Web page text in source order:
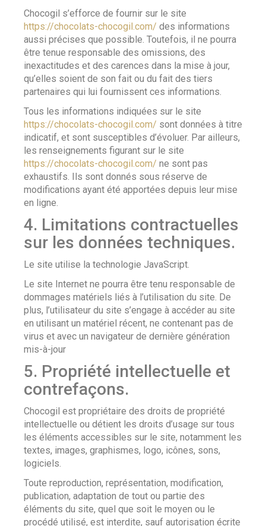
Chocogil s’efforce de fournir sur le site
https://chocolats-chocogil.com/ des informations
aussi précises que possible. Toutefois, il ne pourra
être tenue responsable des omissions, des
inexactitudes et des carences dans la mise à jour,
qu’elles soient de son fait ou du fait des tiers
partenaires qui lui fournissent ces informations.
Tous les informations indiquées sur le site
https://chocolats-chocogil.com/ sont données à titre
indicatif, et sont susceptibles d’évoluer. Par ailleurs,
les renseignements figurant sur le site
https://chocolats-chocogil.com/ ne sont pas
exhaustifs. Ils sont donnés sous réserve de
modifications ayant été apportées depuis leur mise
en ligne.
4. Limitations contractuelles
sur les données techniques.
Le site utilise la technologie JavaScript.
Le site Internet ne pourra être tenu responsable de
dommages matériels liés à l’utilisation du site. De
plus, l’utilisateur du site s’engage à accéder au site
en utilisant un matériel récent, ne contenant pas de
virus et avec un navigateur de dernière génération
mis-à-jour
5. Propriété intellectuelle et
contrefaçons.
Chocogil est propriétaire des droits de propriété
intellectuelle ou détient les droits d’usage sur tous
les éléments accessibles sur le site, notamment les
textes, images, graphismes, logo, icônes, sons,
logiciels.
Toute reproduction, représentation, modification,
publication, adaptation de tout ou partie des
éléments du site, quel que soit le moyen ou le
procédé utilisé, est interdite, sauf autorisation écrite